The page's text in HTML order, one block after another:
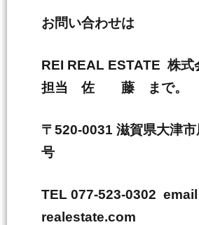
お問い合わせは
REI REAL ESTATE 株
担当 佐 藤 まで。
〒520-0031 滋賀県大津
号
TEL 077-523-0302
realestate.com